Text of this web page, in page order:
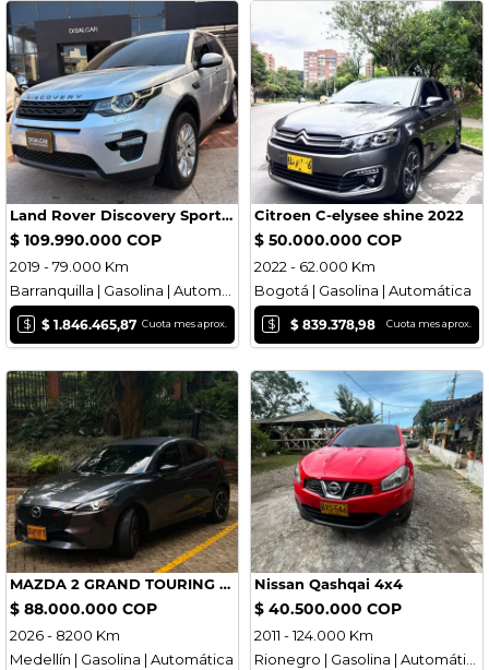
Land Rover Discovery Sport 2019 7 puestos
$ 109.990.000 COP
2019 - 79.000 Km
$ $ 1.846.465,87 Cuota mes aprox.
Citroen C-elysee shine 2022
$ 50.000.000 COP
2022 - 62.000 Km
Bogotá | Gasolina | Automática
$ $ 839.378,98 Cuota mes aprox.
MAZDA 2 GRAND TOURING LX CARBON EDITION 2.0 MODELO 2026
$ 88.000.000 COP
2026 - 8200 Km
Medellín | Gasolina | Automática
Nissan Qashqai 4x4
$ 40.500.000 COP
2011 - 124.000 Km
Rionegro | Gasolina | Automática